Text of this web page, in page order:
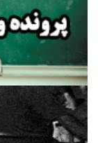
غریزه‌ی بقا و آقای باقی
جراحی‌های زیبایی با
گفت‌وگو با همسر یکی
انگشت‌های پا شناسایی
نسلی که آنلاین الگو